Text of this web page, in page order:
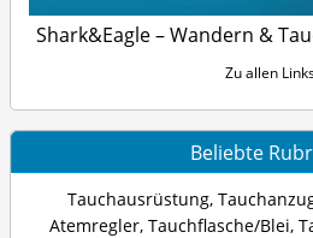
Shark&Eagle – Wandern &
Zu allen
Beliebte
Tauchausrüstung,
Atemregler, Tauchflasche/Blei,